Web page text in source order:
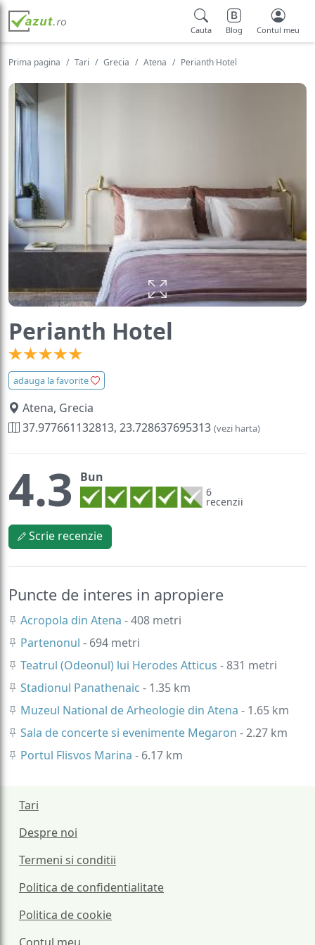
Cauta Blog Contul meu
Prima pagina Tari Grecia Atena Perianth Hotel
Perianth Hotel
adauga la favorite
Atena, Grecia
37.977661132813, 23.728637695313 (vezi harta)
4.3 Bun
6
recenzii
Scrie recenzie
Puncte de interes in apropiere
Acropola din Atena - 408 metri
Partenonul - 694 metri
Teatrul (Odeonul) lui Herodes Atticus - 831 metri
Stadionul Panathenaic - 1.35 km
Muzeul National de Arheologie din Atena - 1.65 km
Sala de concerte si evenimente Megaron - 2.27 km
Portul Flisvos Marina - 6.17 km
Tari
Despre noi
Termeni si conditii
Politica de confidentialitate
Politica de cookie